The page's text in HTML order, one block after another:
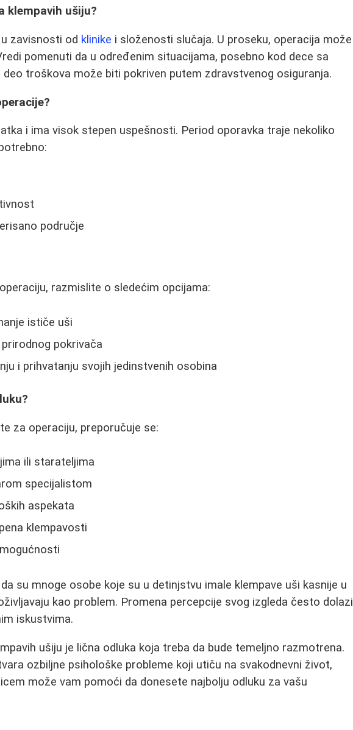
klempavih ušiju?
zavisnosti od klinike i složenosti slučaja. U proseku, operacija može
pomenuti da u određenim situacijama, posebno kod dece sa
troškova može biti pokriven putem zdravstvenog osiguranja.
i ima visok stepen uspešnosti. Period oporavka traje nekoliko
područje
razmislite o sledećim opcijama:
ističe uši
pokrivača
i prihvatanju svojih jedinstvenih osobina
za operaciju, preporučuje se:
ili starateljima
specijalistom
aspekata
klempavosti
su mnoge osobe koje su u detinjstvu imale klempave uši kasnije u
kao problem. Promena percepcije svog izgleda često dolazi
iskustvima.
ušiju je lična odluka koja treba da bude temeljno razmotrena.
ozbiljne psihološke probleme koji utiču na svakodnevni život,
može vam pomoći da donesete najbolju odluku za vašu